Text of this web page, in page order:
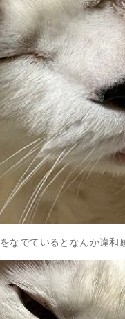
なでているとなんか違和